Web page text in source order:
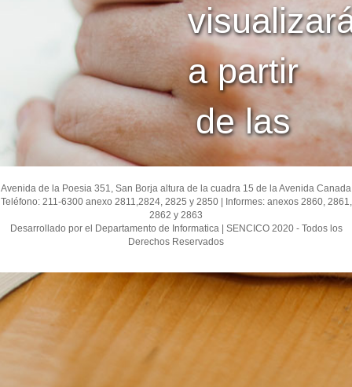
a partir
de las
Avenida de la Poesia 351, San Borja altura de la cuadra 15 de la Avenida Canada
Teléfono: 211-6300 anexo 2811,2824, 2825 y 2850 | Informes: anexos 2860, 2861,
2862 y 2863
Desarrollado por el Departamento de Informatica | SENCICO 2020 - Todos los
Derechos Reservados